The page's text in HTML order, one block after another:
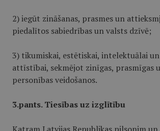
2) iegūt zināšanas, prasmes un
piedalītos sabiedrības un valsts dzīvē;
3) tikumiskai, estētiskai, intelektuālai
attīstībai, sekmējot zinīgas, prasmīgas
personības veidošanos.
3.pants. Tiesības uz izglītību